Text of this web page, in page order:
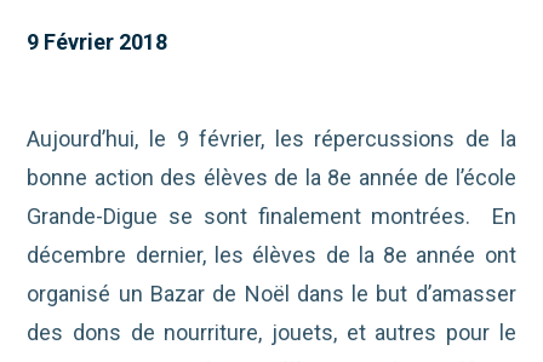
9 Février 2018
Aujourd’hui, le 9 février, les répercussions de la
bonne action des élèves de la 8e année de l’école
Grande-Digue se sont finalement montrées. En
décembre dernier, les élèves de la 8e année ont
organisé un Bazar de Noël dans le but d’amasser
des dons de nourriture, jouets, et autres pour le